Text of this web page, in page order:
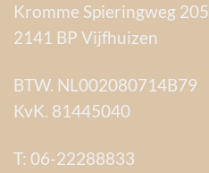
Kromme Spieringweg 205
2141 BP Vijfhuizen
BTW. NL002080714B79
KvK. 81445040
T: 06-22288833